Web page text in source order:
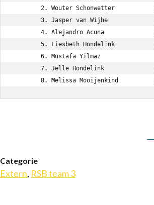
8. Melissa Mooijenkind
Categorie
Extern, RSB team 3